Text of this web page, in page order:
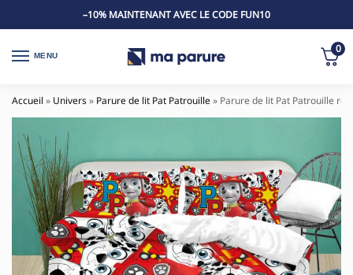
–10% MAINTENANT AVEC LE CODE FUN10
MENU
0
Accueil » Univers» Parure de lit Pat Patrouille» Parure de lit Pat Patrouille